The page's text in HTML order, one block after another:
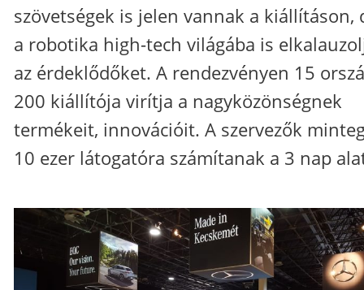
szövetségek is jelen vannak a kiállításon,
a robotika high-tech világába is
az érdeklődőket. A rendezvényen 15
200 kiállítója virítja a nagyközönségnek
termékeit, innovációit. A szervezők
10 ezer látogatóra számítanak a 3 nap